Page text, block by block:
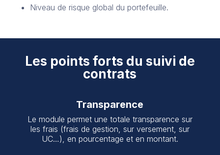
Niveau de risque global du portefeuille.
Les points forts du suivi de
contrats
Transparence
Le module permet une totale transparence sur
les frais (frais de gestion, sur versement, sur
UC…), en pourcentage et en montant.